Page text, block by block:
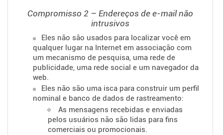
Compromisso 2 – Endereços de e-mail não
intrusivos
Eles não são usados ​​para localizar você em
qualquer lugar na Internet em associação com
um mecanismo de pesquisa, uma rede de
publicidade, uma rede social e um navegador da
web.
Eles não são uma isca para construir um perfil
nominal e banco de dados de rastreamento:
As mensagens recebidas e enviadas
pelos usuários não são lidas para fins
comerciais ou promocionais.